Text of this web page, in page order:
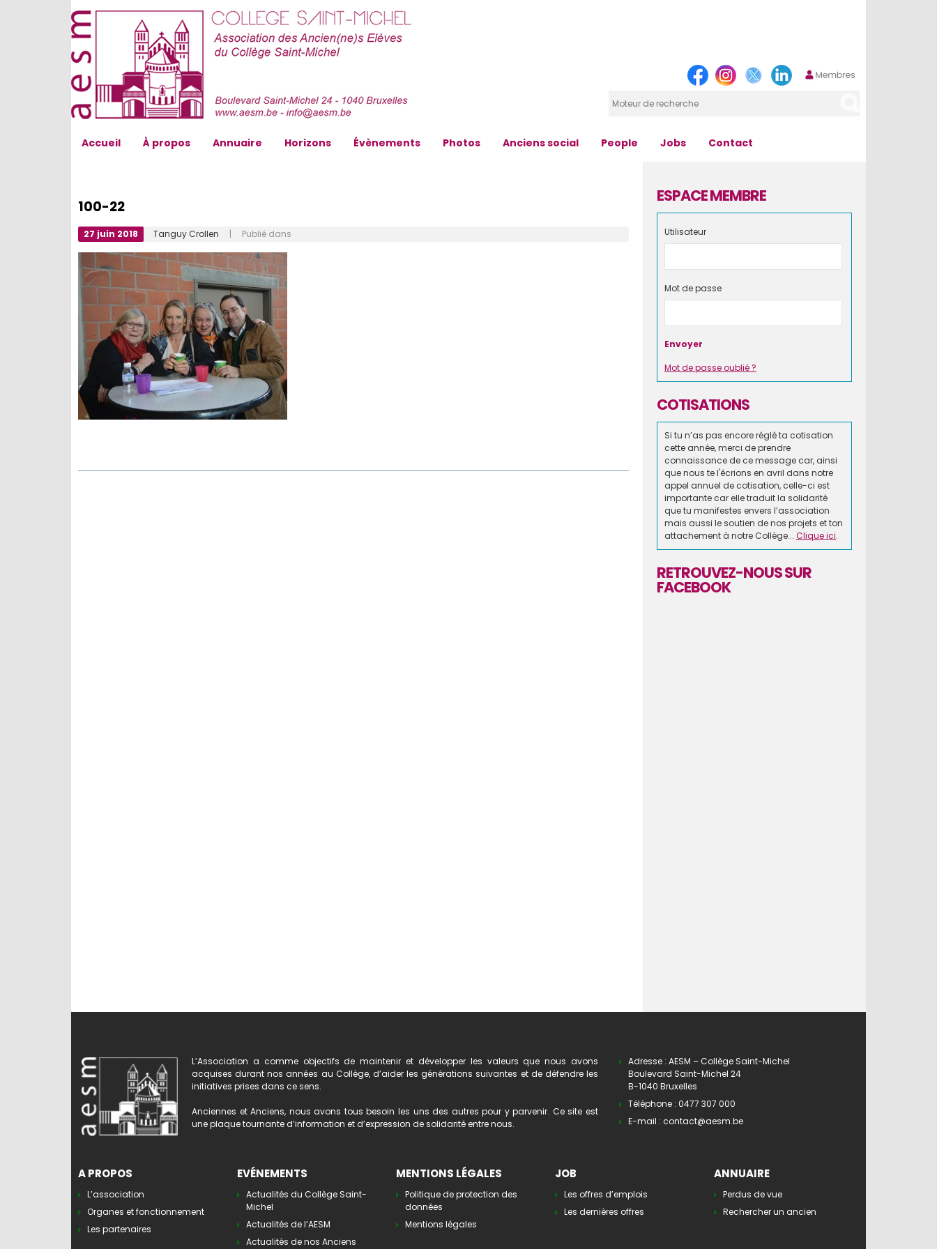
Accueil À propos Annuaire Horizons Évènements Photos Anciens social People Jobs Contact
100-22
27 juin 2018 Tanguy Crollen | Publié dans
ESPACE MEMBRE
Utilisateur
Mot de passe
Mot de passe oublié ?
COTISATIONS
Si tu n’as pas encore réglé ta cotisation
cette année, merci de prendre
connaissance de ce message car, ainsi
que nous te l'écrions en avril dans notre
appel annuel de cotisation, celle-ci est
importante car elle traduit la solidarité
que tu manifestes envers l’association
mais aussi le soutien de nos projets et ton
attachement à notre Collège... Clique ici.
RETROUVEZ-NOUS SUR
FACEBOOK
L’Association a comme objectifs de maintenir et développer les valeurs que nous avons
acquises durant nos années au Collège, d’aider les générations suivantes et de défendre les
initiatives prises dans ce sens.
Anciennes et Anciens, nous avons tous besoin les uns des autres pour y parvenir. Ce site est
une plaque tournante d’information et d’expression de solidarité entre nous.
Adresse : AESM – Collège Saint-Michel
Boulevard Saint-Michel 24
B-1040 Bruxelles
Téléphone : 0477 307 000
E-mail : contact@aesm.be
A PROPOS
L’association
Organes et fonctionnement
Les partenaires
EVÉNEMENTS
Actualités du Collège Saint-
Michel
Actualités de l’AESM
Actualités de nos Anciens
MENTIONS LÉGALES
Politique de protection des
données
Mentions légales
JOB
Les offres d’emplois
Les dernières offres
ANNUAIRE
Perdus de vue
Rechercher un ancien